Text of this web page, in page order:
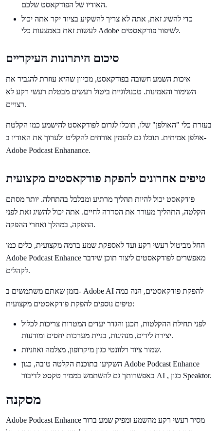
האודיו של הפודקאסט שלכם.
כדי להשיג זאת, אתה לא צריך להשקיע בציוד יקר אתה יכול
לעשות זאת באמצעות כלי Adobe לשיפור פודקאסטים.
סיכום היתרונות העיקריים
איכות השמע חשובה בפודקאסט, מכיוון שהיא עוזרת להגביר את
השימור והאמינות. טכנולוגיית ביטול רעשים מבטלת רעשי רקע לא
רצויים.
בעזרת כלי "האולפן" שלו, תוכלו לגרום לפודקאסט להישמע כמו הקלטת
אולפן אמיתית. תוכלו גם להזמין אורחים להקליט ולערוך את האודיו ב-
Adobe Podcast Enhanance.
טיפים אחרונים להפקת פודקאסטים מקצועית
פודקאסט יכול להיות תהליך מרתיע ומבלבל בהתחלה. יותר מסתם
הקלטה, התהליך מעורר את הסדרה לחיים. אתה יכול להשיג זאת לפני
ההפקה, במהלך ואחרי ההפקה.
החל מביטול רעשי רקע ועד לאספקת שמע ברמה מקצועית, כלים כמו
Adobe Podcast Enhance מאפשרים לפודקאסטים ליצור תוכן שידבר
לקהלים.
בזמן שאתם משתמשים ב- Adobe AI להפקת פודקאסטים, הנה כמה
טיפים נוספים להפקת פודקאסטים מקצועית:
לפני תחילת ההקלטות, תכנן והגדר יעדים המטרות צריכות לכלול
יצירת לידים, מנהיגות, בניית מערכות יחסים ומודעות.
שמור ציוד רלוונטי כגון מיקרופון, מצלמה ואוזניות.
השקיעו בתוכנת הקלטה טובה, כגון Adobe Podcast Enhance
באפשרותך גם להשתמש בממיר טקסט לדיבור AI , כגון Speaktor.
מסקנה
Adobe Podcast Enhance מסיר רעשי רקע מהשמע ומפיק שמע ברור